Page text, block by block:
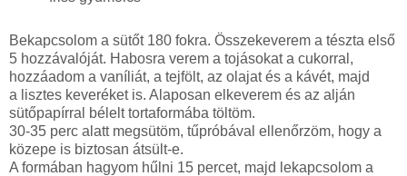
Bekapcsolom a sütőt 180 fokra. Összekeverem a tészta első
5 hozzávalóját. Habosra verem a tojásokat a cukorral,
hozzáadom a vaníliát, a tejfölt, az olajat és a kávét, majd
a lisztes keveréket is. Alaposan elkeverem és az alján
sütőpapírral bélelt tortaformába töltöm.
30-35 perc alatt megsütöm, tűpróbával ellenőrzöm, hogy a
közepe is biztosan átsült-e.
A formában hagyom hűlni 15 percet, majd lekapcsolom a